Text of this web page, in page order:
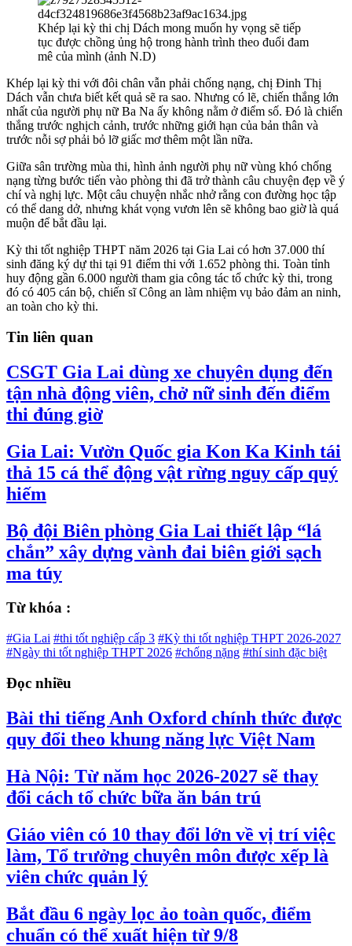
Khép lại kỳ thi chị Dách mong muốn hy vọng sẽ tiếp
tục được chồng ủng hộ trong hành trình theo đuổi đam
mê của mình (ảnh N.D)
Khép lại kỳ thi với đôi chân vẫn phải chống nạng, chị Đinh Thị
Dách vẫn chưa biết kết quả sẽ ra sao. Nhưng có lẽ, chiến thắng lớn
nhất của người phụ nữ Ba Na ấy không nằm ở điểm số. Đó là chiến
thắng trước nghịch cảnh, trước những giới hạn của bản thân và
trước nỗi sợ phải bỏ lỡ giấc mơ thêm một lần nữa.
Giữa sân trường mùa thi, hình ảnh người phụ nữ vùng khó chống
nạng từng bước tiến vào phòng thi đã trở thành câu chuyện đẹp về ý
chí và nghị lực. Một câu chuyện nhắc nhở rằng con đường học tập
có thể dang dở, nhưng khát vọng vươn lên sẽ không bao giờ là quá
muộn để bắt đầu lại.
Kỳ thi tốt nghiệp THPT năm 2026 tại Gia Lai có hơn 37.000 thí
sinh đăng ký dự thi tại 91 điểm thi với 1.652 phòng thi. Toàn tỉnh
huy động gần 6.000 người tham gia công tác tổ chức kỳ thi, trong
đó có 405 cán bộ, chiến sĩ Công an làm nhiệm vụ bảo đảm an ninh,
an toàn cho kỳ thi.
Tin liên quan
CSGT Gia Lai dùng xe chuyên dụng đến
tận nhà động viên, chở nữ sinh đến điểm
thi đúng giờ
Gia Lai: Vườn Quốc gia Kon Ka Kinh tái
thả 15 cá thể động vật rừng nguy cấp quý
hiếm
Bộ đội Biên phòng Gia Lai thiết lập “lá
chắn” xây dựng vành đai biên giới sạch
ma túy
Từ khóa :
#Gia Lai #thi tốt nghiệp cấp 3 #Kỳ thi tốt nghiệp THPT 2026-2027
#Ngày thi tốt nghiệp THPT 2026 #chống nặng #thí sinh đặc biệt
Đọc nhiều
Bài thi tiếng Anh Oxford chính thức được
quy đổi theo khung năng lực Việt Nam
Hà Nội: Từ năm học 2026-2027 sẽ thay
đổi cách tổ chức bữa ăn bán trú
Giáo viên có 10 thay đổi lớn về vị trí việc
làm, Tổ trưởng chuyên môn được xếp là
viên chức quản lý
Bắt đầu 6 ngày lọc ảo toàn quốc, điểm
chuẩn có thể xuất hiện từ 9/8